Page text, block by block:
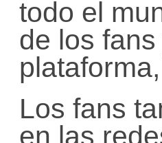
todo el
de los
Los fans
en las